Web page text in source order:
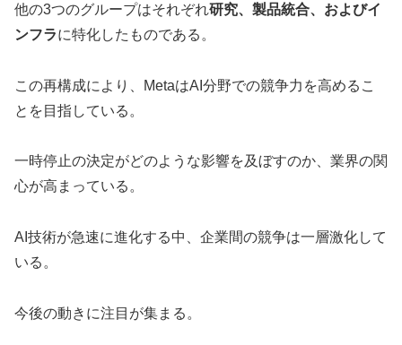
他の3つのグループはそれぞれ研究、製品統合、およびイ
ンフラに特化したものである。
この再構成により、MetaはAI分野での競争力を高めるこ
とを目指している。
一時停止の決定がどのような影響を及ぼすのか、業界の関
心が高まっている。
AI技術が急速に進化する中、企業間の競争は一層激化して
いる。
今後の動きに注目が集まる。